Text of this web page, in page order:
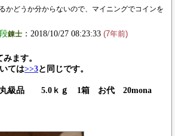
かどうか分からないので、マイニングでコインを
錬士 ：2018/10/27 08:23:33 (7年前)
ます。
ては>>3と同じです。
丸級品 5.0ｋｇ 1箱 お代 20mona